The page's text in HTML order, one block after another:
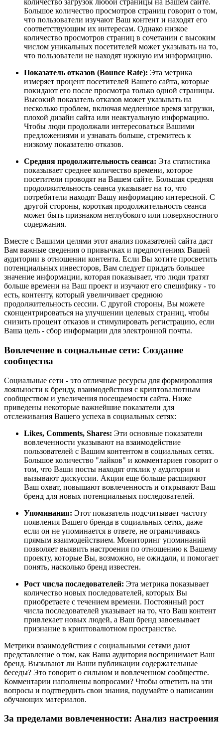
количество загрузок любой страницы на Вашем сайте.
Большое количество просмотров страниц говорит о том,
что пользователи изучают Ваш контент и находят его
соответствующим их интересам. Однако низкое
количество просмотров страниц в сочетании с высоким
числом уникальных посетителей может указывать на то,
что пользователи не находят нужную им информацию.
Показатель отказов (Bounce Rate): Эта метрика
измеряет процент посетителей Вашего сайта, которые
покидают его после просмотра только одной страницы.
Высокий показатель отказов может указывать на
несколько проблем, включая медленное время загрузки,
плохой дизайн сайта или неактуальную информацию.
Чтобы люди продолжали интересоваться Вашими
предложениями и узнавать больше, стремитесь к
низкому показателю отказов.
Средняя продолжительность сеанса: Эта статистика
показывает среднее количество времени, которое
посетители проводят на Вашем сайте. Большая средняя
продолжительность сеанса указывает на то, что
потребители находят Вашу информацию интересной. С
другой стороны, короткая продолжительность сеанса
может быть признаком неглубокого или поверхностного
содержания.
Вместе с Вашими целями этот анализ показателей сайта даст
Вам важные сведения о привычках и предпочтениях Вашей
аудитории в отношении контента. Если Вы хотите просветить
потенциальных инвесторов, Вам следует придать большее
значение информации, которая показывает, что люди тратят
больше времени на Ваш проект и изучают его специфику - то
есть, контенту, который увеличивает среднюю
продолжительность сессии. С другой стороны, Вы можете
сконцентрироваться на улучшении целевых страниц, чтобы
снизить процент отказов и стимулировать регистрацию, если
Ваша цель - сбор информации для электронной почты.
Вовлечение в социальные сети: Создание
сообщества
Социальные сети - это отличные ресурсы для формирования
лояльности к бренду, взаимодействия с криптовалютным
сообществом и увеличения посещаемости сайта. Ниже
приведены некоторые важнейшие показатели для
отслеживания Вашего успеха в социальных сетях:
Likes, Comments, Shares: Эти основные показатели
вовлеченности указывают на взаимодействие
пользователей с Вашим контентом в социальных сетях.
Большое количество "лайков" и комментариев говорит о
том, что Ваши посты находят отклик у аудитории и
вызывают дискуссии. Акции еще больше расширяют
Ваш охват, повышают вовлеченность и открывают Ваш
бренд для новых потенциальных последователей.
Упоминания: Этот показатель подсчитывает частоту
появления Вашего бренда в социальных сетях, даже
если он не упоминается в ответе, не ограничиваясь
прямым взаимодействием. Мониторинг упоминаний
позволяет выявить настроения по отношению к Вашему
проекту, которые Вы, возможно, не ожидали, и помогает
понять, насколько бренд известен.
Рост числа последователей: Эта метрика показывает
количество новых последователей, которых Вы
приобретаете с течением времени. Постоянный рост
числа последователей указывает на то, что Ваш контент
привлекает новых людей, а Ваш бренд завоевывает
признание в криптовалютном пространстве.
Метрики взаимодействия с социальными сетями дают
представление о том, как Ваша аудитория воспринимает Ваш
бренд. Вызывают ли Ваши публикации содержательные
беседы? Это говорит о сильном и вовлеченном сообществе.
Комментарии наполнены вопросами? Чтобы ответить на эти
вопросы и подтвердить свои знания, подумайте о написании
обучающих материалов.
За пределами вовлеченности: Анализ настроения